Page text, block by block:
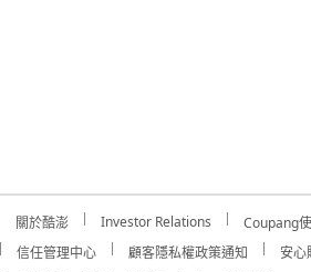
關於酷澎 Investor Relations Coupang
信任管理中心
顧客隱私權政策通知 安心